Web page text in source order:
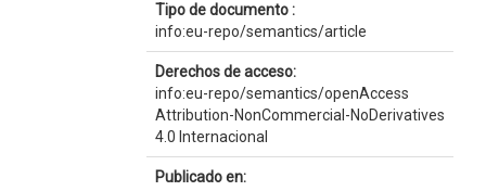
Tipo de documento :
info:eu-repo/semantics/article
Derechos de acceso:
info:eu-repo/semantics/openAccess
Attribution-NonCommercial-NoDerivatives
4.0 Internacional
Publicado en: